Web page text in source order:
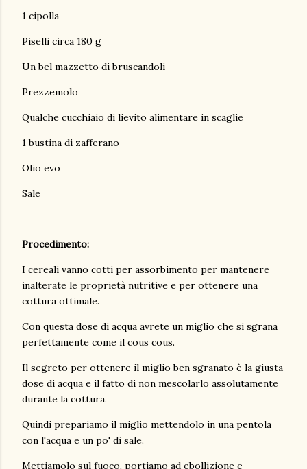
1 cipolla
Piselli circa 180 g
Un bel mazzetto di bruscandoli
Prezzemolo
Qualche cucchiaio di lievito alimentare in scaglie
1 bustina di zafferano
Olio evo
Sale
Procedimento:
I cereali vanno cotti per assorbimento per mantenere
inalterate le proprietà nutritive e per ottenere una
cottura ottimale.
Con questa dose di acqua avrete un miglio che si sgrana
perfettamente come il cous cous.
Il segreto per ottenere il miglio ben sgranato è la giusta
dose di acqua e il fatto di non mescolarlo assolutamente
durante la cottura.
Quindi prepariamo il miglio mettendolo in una pentola
con l'acqua e un po' di sale.
Mettiamolo sul fuoco, portiamo ad ebollizione e